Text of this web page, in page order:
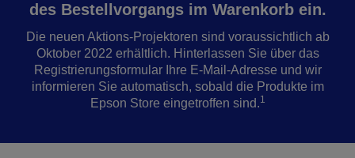
des Bestellvorgangs im Warenkorb ein.
Die neuen Aktions-Projektoren sind voraussichtlich ab
Oktober 2022 erhältlich. Hinterlassen Sie über das
Registrierungsformular Ihre E-Mail-Adresse und wir
informieren Sie automatisch, sobald die Produkte im
Epson Store eingetroffen sind.1